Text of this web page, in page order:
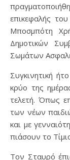
επικεφαλής
Μποσμπότη
Δημοτικών
Σωμάτων
Συγκινητική
κρύο της
τελετή. Όπως
των νέων
και με
πιάσουν το
Τον Σταυρό